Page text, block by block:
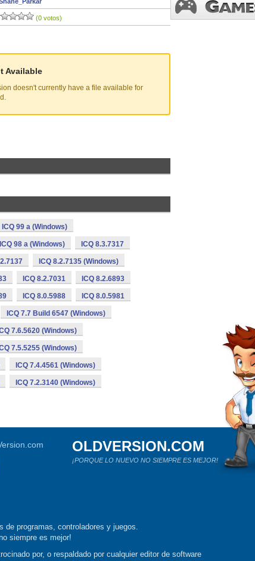
(0 votos)
Available
doesn't currently have a file available for
ICQ 99 a (Windows)
ICQ 98 a (Windows) ICQ 8.3.7317
ICQ 8.2.7135 (Windows)
ICQ 8.2.7031 ICQ 8.2.6893
ICQ 8.0.5988 ICQ 8.0.5981
ICQ 7.7 Build 6547 (Windows)
7.6.5620 (Windows)
7.5.5255 (Windows)
ICQ 7.4.4561 (Windows)
ICQ 7.2.3140 (Windows)
OLDVERSION.COM
¡PORQUE LO NUEVO NO SIEMPRE ES MEJOR!
de programas, controladores y juegos.
siempre es mejor!
por, o respaldado por cualquier editor de software